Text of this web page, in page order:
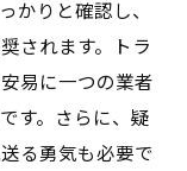
かりと確認し、
されます。トラ
易に一つの業者
す。さらに、疑
る勇気も必要で